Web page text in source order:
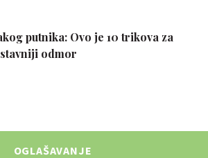
OGLAŠAVANJE